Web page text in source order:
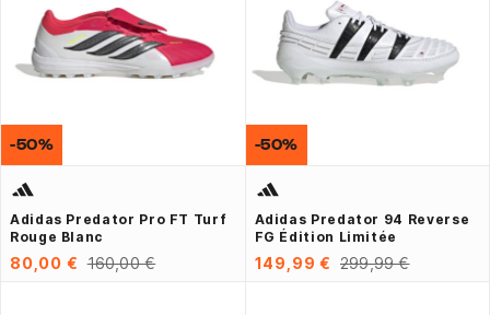
Adidas Predator Pro FT Turf
Rouge Blanc
80,00 € 160,00 €
-50%
Adidas Predator 94 Reverse
FG Édition Limitée
149,99 € 299,99 €
-50%